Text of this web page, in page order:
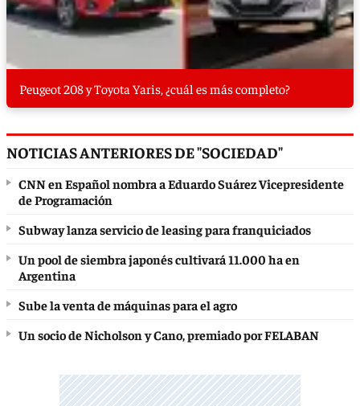
Peugeot 208 y Toyota Yaris, ¿cuál es más completo?
NOTICIAS ANTERIORES DE "SOCIEDAD"
CNN en Español nombra a Eduardo Suárez Vicepresidente
de Programación
Subway lanza servicio de leasing para franquiciados
Un pool de siembra japonés cultivará 11.000 ha en
Argentina
Sube la venta de máquinas para el agro
Un socio de Nicholson y Cano, premiado por FELABAN